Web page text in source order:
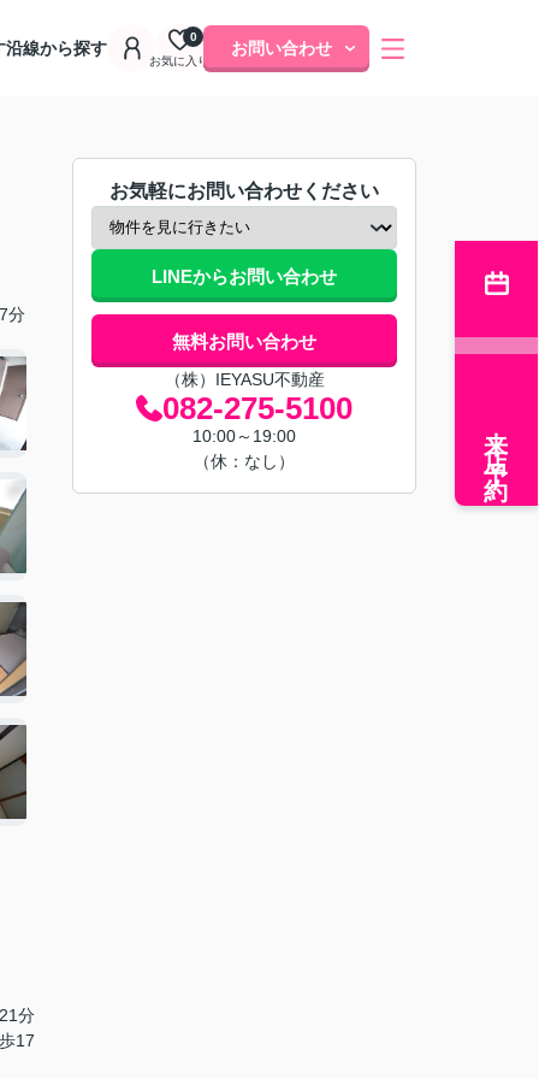
沿線から探す
お気に入り
0
お問い合わせ
分
分
17
お気軽にお問い合わせください
LINEからお問い合わせ
無料お問い合わせ
（株）IEYASU不動産
082-275-5100
10:00～19:00
（休：なし）
来店予約